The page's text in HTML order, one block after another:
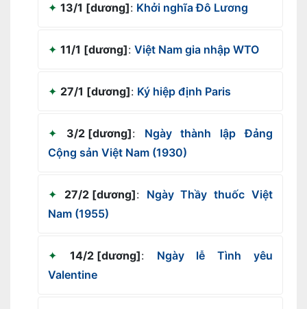
13/1 [dương]: Khởi nghĩa Đô Lương
11/1 [dương]: Việt Nam gia nhập WTO
27/1 [dương]: Ký hiệp định Paris
3/2 [dương]:
Ngày thành lập Đảng
Cộng sản Việt Nam (1930)
27/2 [dương]:
Ngày Thầy thuốc Việt
Nam (1955)
14/2 [dương]:
Ngày lễ Tình yêu
Valentine